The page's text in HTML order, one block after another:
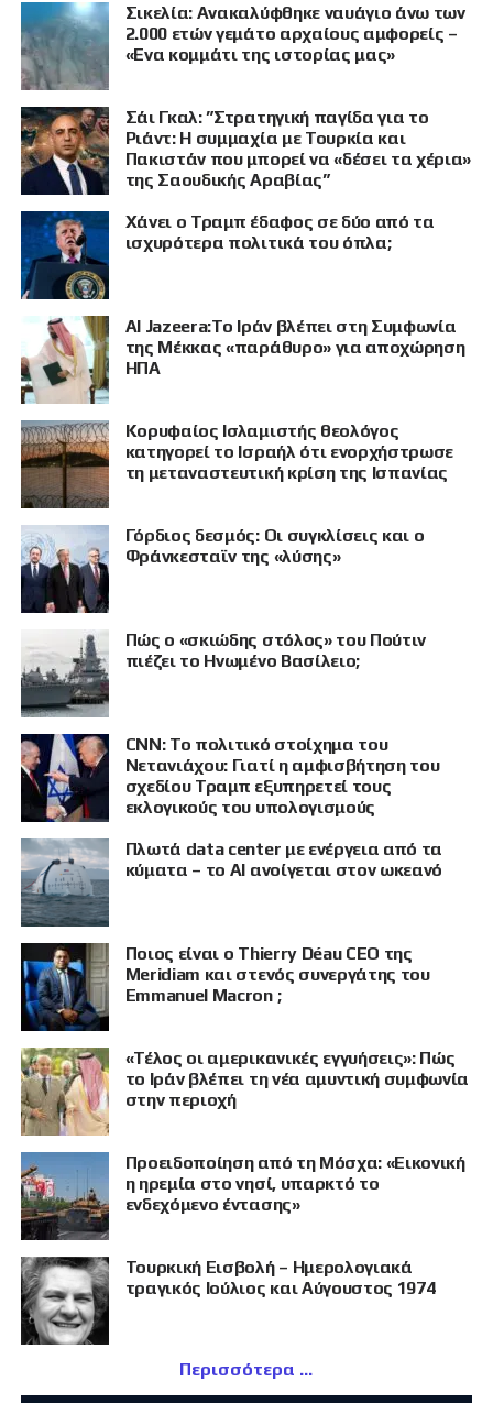
ΠΡΟΒΟΛΗ
Σικελία: Ανακαλύφθηκε ναυάγιο άνω των
2.000 ετών γεμάτο αρχαίους αμφορείς –
«Ενα κομμάτι της ιστορίας μας»
Σάι Γκαλ: ”Στρατηγική παγίδα για το
Ριάντ: Η συμμαχία με Τουρκία και
Πακιστάν που μπορεί να «δέσει τα χέρια»
της Σαουδικής Αραβίας”
Χάνει ο Τραμπ έδαφος σε δύο από τα
ισχυρότερα πολιτικά του όπλα;
Al Jazeera:Το Ιράν βλέπει στη Συμφωνία
της Μέκκας «παράθυρο» για αποχώρηση
ΗΠΑ
Κορυφαίος Ισλαμιστής θεολόγος
κατηγορεί το Ισραήλ ότι ενορχήστρωσε
τη μεταναστευτική κρίση της Ισπανίας
Γόρδιος δεσμός: Οι συγκλίσεις και ο
Φράνκεσταϊν της «λύσης»
Πώς ο «σκιώδης στόλος» του Πούτιν
πιέζει το Ηνωμένο Βασίλειο;
CNN: Το πολιτικό στοίχημα του
Νετανιάχου: Γιατί η αμφισβήτηση του
σχεδίου Τραμπ εξυπηρετεί τους
εκλογικούς του υπολογισμούς
Πλωτά data center με ενέργεια από τα
κύματα – το AI ανοίγεται στον ωκεανό
Ποιος είναι ο Thierry Déau CEO της
Meridiam και στενός συνεργάτης του
Emmanuel Macron ;
«Τέλος οι αμερικανικές εγγυήσεις»: Πώς
το Ιράν βλέπει τη νέα αμυντική συμφωνία
στην περιοχή
Προειδοποίηση από τη Μόσχα: «Εικονική
η ηρεμία στο νησί, υπαρκτό το
ενδεχόμενο έντασης»
Τουρκική Εισβολή – Ημερολογιακά
τραγικός Ιούλιος και Αύγουστος 1974
Περισσότερα